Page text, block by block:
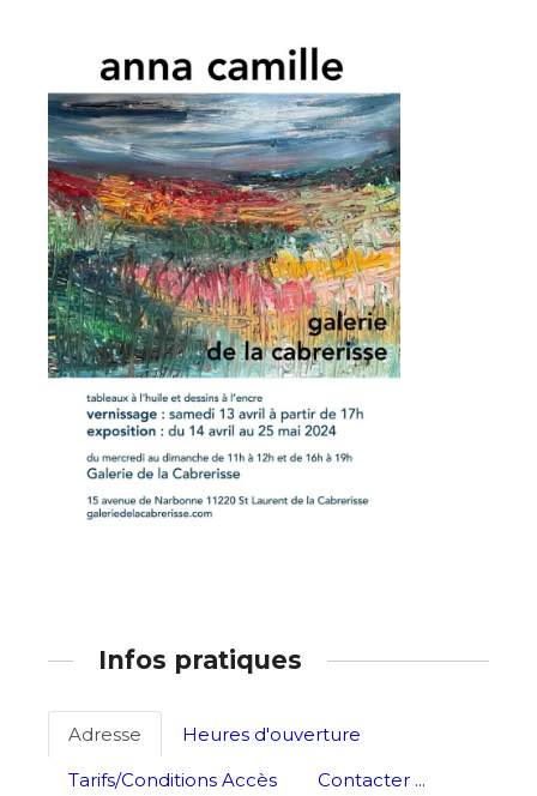
Adresse email*
J'accepte lestermes et conditions
Adresse email*
Nom
Infos pratiques
Adresse
Heures d'ouverture
Tarifs/Conditions Accès
Contacter ...